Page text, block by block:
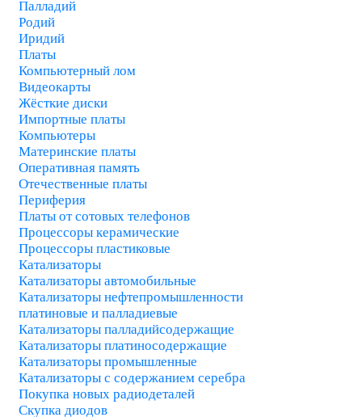
Палладий
Родий
Иридий
Платы
Компьютерный лом
Видеокарты
Жёсткие диски
Импортные платы
Компьютеры
Материнские платы
Оперативная память
Отечественные платы
Периферия
Платы от сотовых телефонов
Процессоры керамические
Процессоры пластиковые
Катализаторы
Катализаторы автомобильные
Катализаторы нефтепромышленности
платиновые и палладиевые
Катализаторы палладийсодержащие
Катализаторы платиносодержащие
Катализаторы промышленные
Катализаторы с содержанием серебра
Покупка новых радиодеталей
Скупка диодов